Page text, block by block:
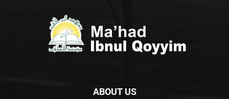
ABOUT US